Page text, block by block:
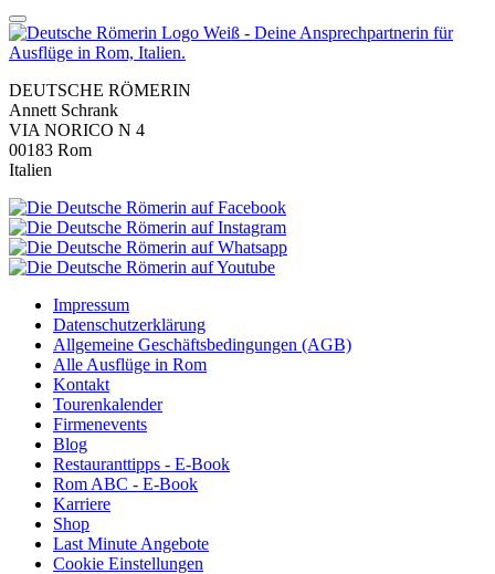
DEUTSCHE RÖMERIN
Annett Schrank
VIA NORICO N 4
00183 Rom
Italien
Impressum
Datenschutzerklärung
Allgemeine Geschäftsbedingungen (AGB)
Alle Ausflüge in Rom
Kontakt
Tourenkalender
Firmenevents
Blog
Restauranttipps - E-Book
Rom ABC - E-Book
Karriere
Shop
Last Minute Angebote
Cookie Einstellungen